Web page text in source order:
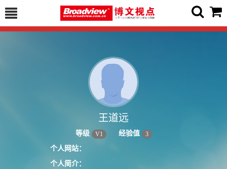
王道远
等级 V1 经验值 3
个人网站：
个人简介：